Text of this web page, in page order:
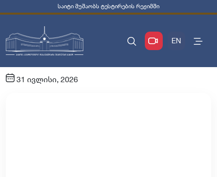
საიტი მუშაობს ტესტირების რეჟიმში
EN
31 ივლისი, 2026